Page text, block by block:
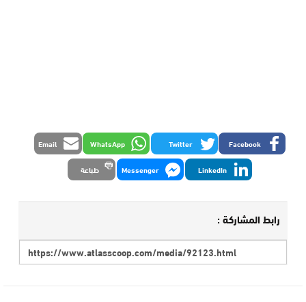
Facebook
Twitter
WhatsApp
Email
LinkedIn
Messenger طباعة
رابط المشاركة :